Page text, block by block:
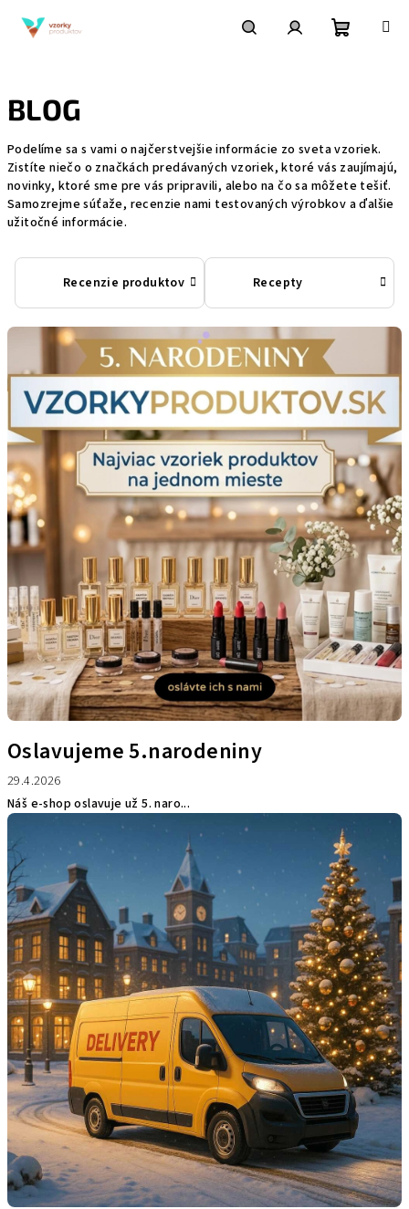
BLOG
Podelíme sa s vami o najčerstvejšie informácie zo sveta vzoriek.
Zistíte niečo o značkách predávaných vzoriek, ktoré vás zaujímajú,
novinky, ktoré sme pre vás pripravili, alebo na čo sa môžete tešiť.
Samozrejme súťaže, recenzie nami testovaných výrobkov a ďalšie
užitočné informácie.
Recenzie produktov Recepty
V
p
i
s
č
l
á
n
k
o
v
Oslavujeme 5.narodeniny
29.4.2026
Náš e-shop oslavuje už 5. naro...